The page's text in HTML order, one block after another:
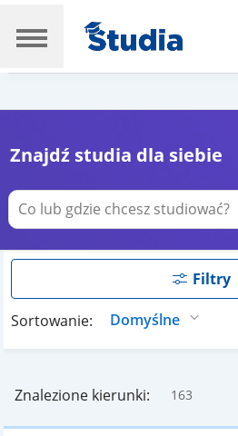
Znajdź studia dla siebie
Filtry
Sortowanie:
Znalezione kierunki: 163